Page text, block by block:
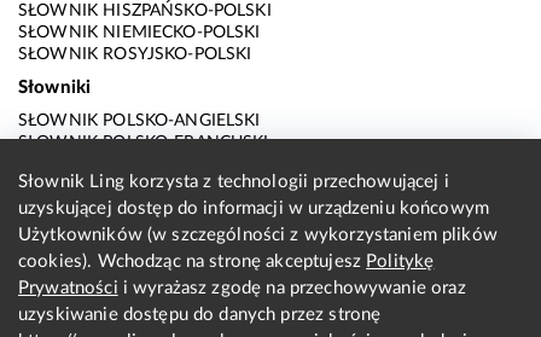
SŁOWNIK HISZPAŃSKO-POLSKI
SŁOWNIK NIEMIECKO-POLSKI
SŁOWNIK ROSYJSKO-POLSKI
Słowniki
SŁOWNIK POLSKO-ANGIELSKI
SŁOWNIK POLSKO-FRANCUSKI
SŁOWNIK POLSKO-HISZPAŃSKI
SŁOWNIK POLSKO-NIEMIECKI
SŁOWNIK POLSKO-ROSYJSKI
SŁOWNIK ANGIELSKO-POLSKI
SŁOWNIK FRANCUSKO-POLSKI
SŁOWNIK WŁOSKO-POLSKI
SŁOWNIK HISZPAŃSKO-POLSKI
Słownik Ling korzysta z technologii przechowującej i
uzyskującej dostęp do informacji w urządzeniu końcowym
Użytkowników (w szczególności z wykorzystaniem plików
cookies). Wchodząc na stronę akceptujesz Politykę
Prywatności i wyrażasz zgodę na przechowywanie oraz
uzyskiwanie dostępu do danych przez stronę